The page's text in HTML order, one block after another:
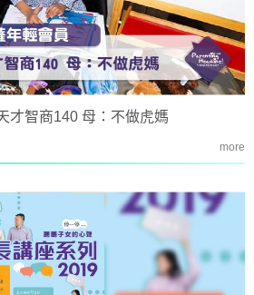
才智商140 母：不做虎媽
more